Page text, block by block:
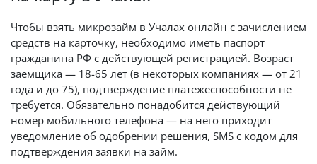
Чтобы взять микрозайм в Учалах онлайн с зачислением
средств на карточку, необходимо иметь паспорт
гражданина РФ с действующей регистрацией. Возраст
заемщика — 18-65 лет (в некоторых компаниях — от 21
года и до 75), подтверждение платежеспособности не
требуется. Обязательно понадобится действующий
номер мобильного телефона — на него приходит
уведомление об одобрении решения, SMS с кодом для
подтверждения заявки на займ.